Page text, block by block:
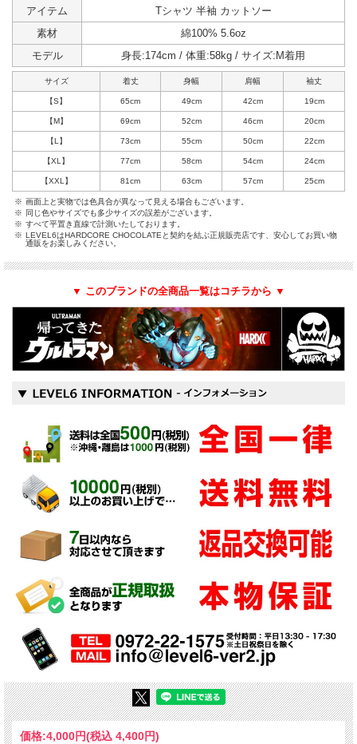
アイテム
Tシャツ 半袖 カットソー
素材
綿100% 5.6oz
モデル
身長:174cm / 体重:58kg / サイズ:M着用
サイズ 着丈 身幅 肩幅 袖丈
【S】 65cm 49cm 42cm 19cm
【M】 69cm 52cm 46cm 20cm
【L】 73cm 55cm 50cm 22cm
【XL】 77cm 58cm 54cm 24cm
【XXL】 81cm 63cm 57cm 25cm
※ 画面上と実物では色具合が異なって見える場合もございます。
※
同じ色やサイズでも多少サイズの誤差がございます。
※ すべて平置き直線で計測いたしております。
※ LEVEL6はHARDCORE CHOCOLATEと契約を結ぶ正規販売店です、安心してお買い物
通販をお楽しみください。
▼ このブランドの全商品一覧はコチラから ▼
価格:4,000円(税込 4,400円)